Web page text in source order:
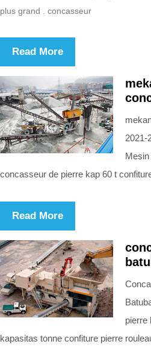
plus grand . concasseur
Read More
2021-
concasseur de pierre kap 60 t
Read More
pierre
kapasitas tonne confiture pierre